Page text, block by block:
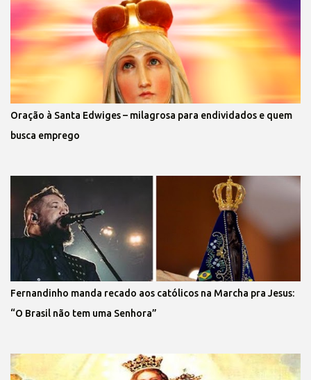
Oração à Santa Edwiges – milagrosa para endividados e quem
busca emprego
Fernandinho manda recado aos católicos na Marcha pra Jesus:
“O Brasil não tem uma Senhora”